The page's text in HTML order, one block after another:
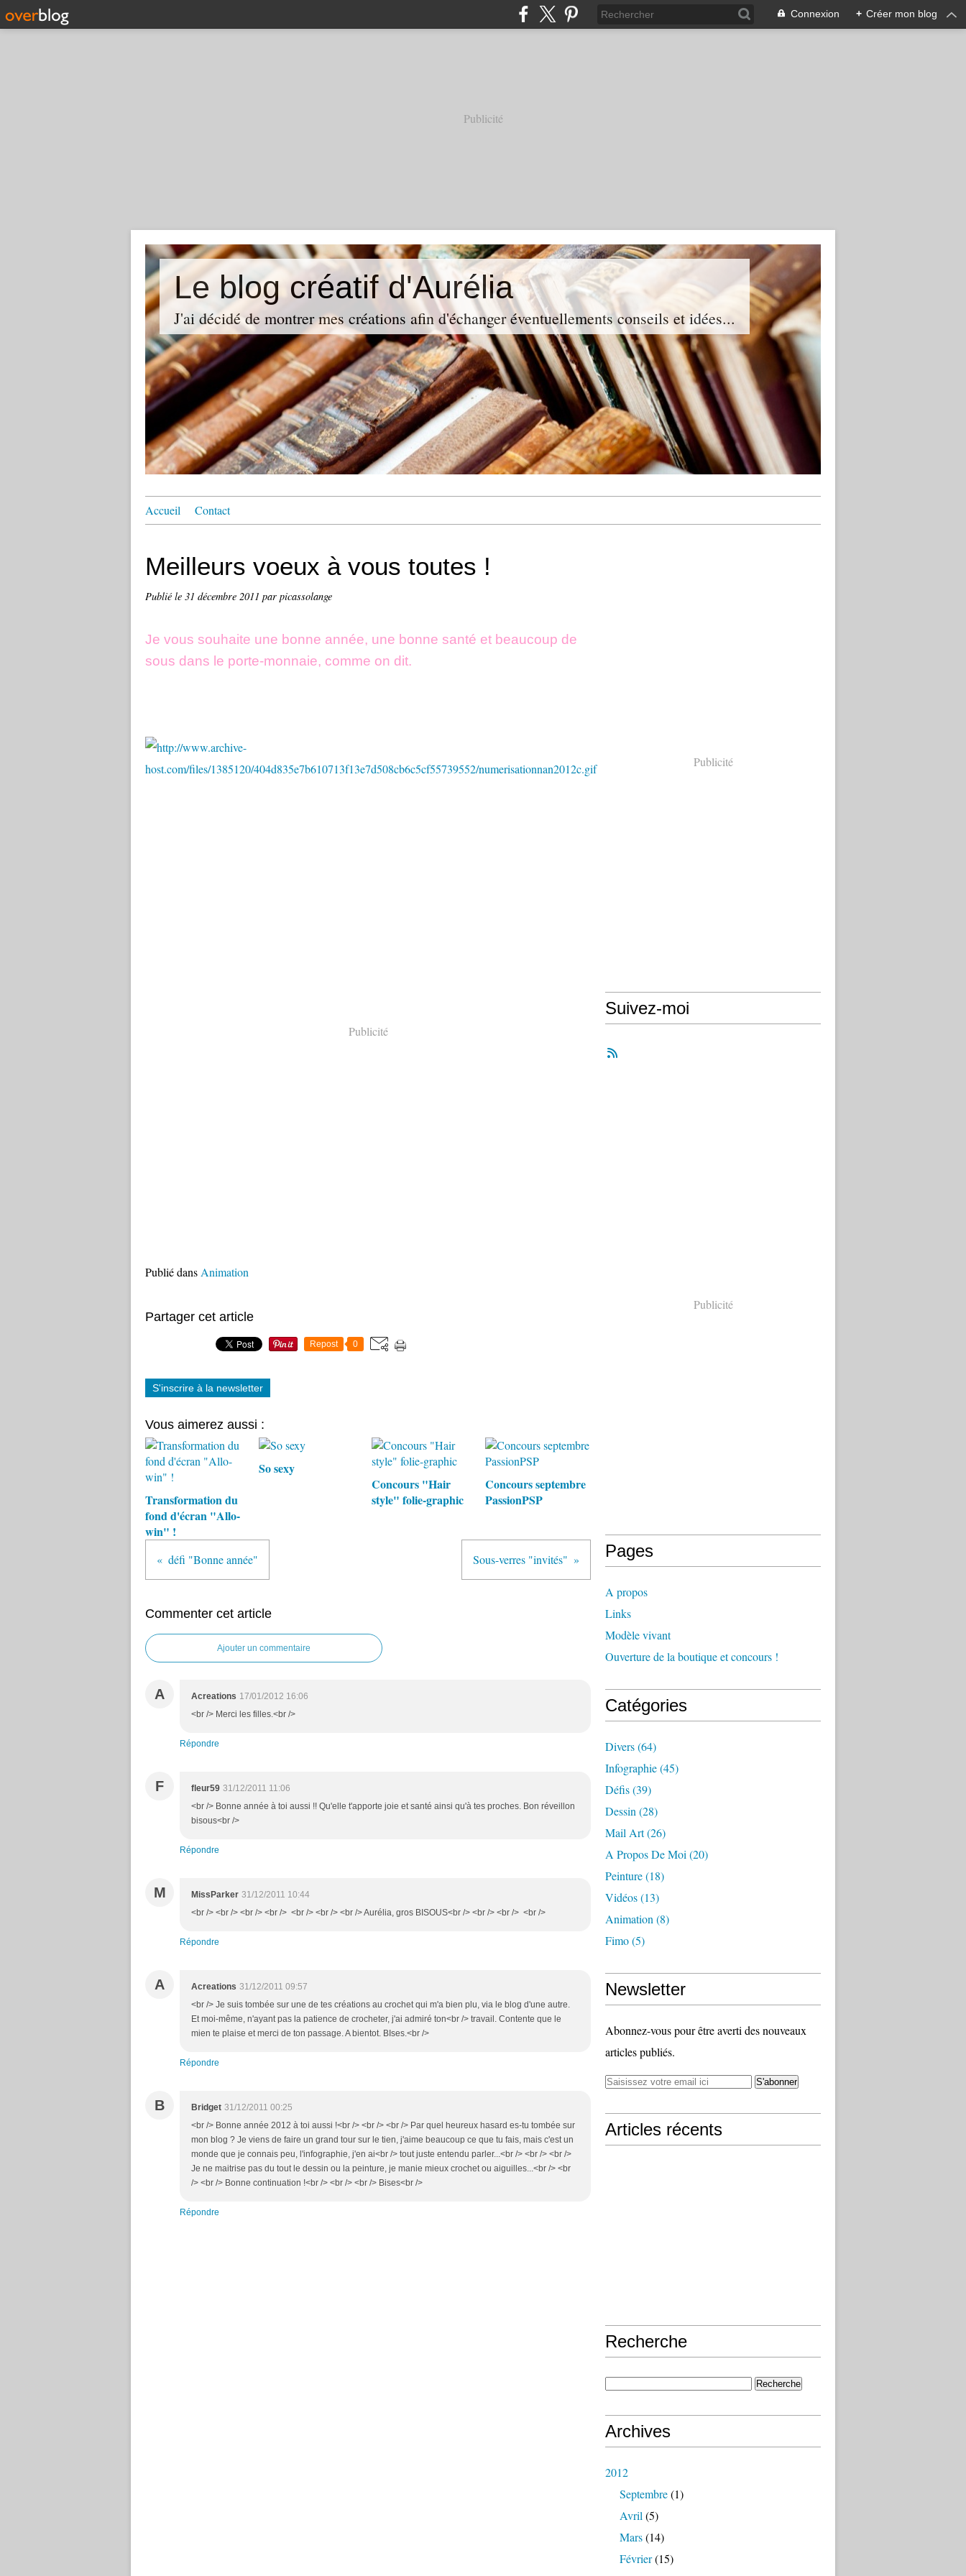
Connexion + Créer mon blog
Publicité
Le blog créatif d'Aurélia
J'ai décidé de montrer mes créations afin d'échanger éventuellements conseils et idées...
Accueil Contact
Meilleurs voeux à vous toutes !
Publié le 31 décembre 2011 par picassolange
Je vous souhaite une bonne année, une bonne santé et beaucoup de
sous dans le porte-monnaie, comme on dit.
Publicité
Publié dans Animation
Partager cet article
Repost 0
S'inscrire à la newsletter
Vous aimerez aussi :
Transformation du
fond d'écran "Allo-
win" !
So sexy
Concours "Hair
style" folie-graphic
Concours septembre
PassionPSP
défi "Bonne année" Sous-verres "invités"
Commenter cet article
Ajouter un commentaire
A Acreations 17/01/2012 16:06
<br /> Merci les filles.<br />
Répondre
F fleur59 31/12/2011 11:06
<br /> Bonne année à toi aussi !! Qu'elle t'apporte joie et santé ainsi qu'à tes proches. Bon réveillon
bisous<br />
Répondre
M MissParker 31/12/2011 10:44
<br /> <br /> <br /> <br /> <br /> <br /> <br /> Aurélia, gros BISOUS<br /> <br /> <br /> <br />
Répondre
A Acreations 31/12/2011 09:57
<br /> Je suis tombée sur une de tes créations au crochet qui m'a bien plu, via le blog d'une autre.
Et moi-même, n'ayant pas la patience de crocheter, j'ai admiré ton<br /> travail. Contente que le
mien te plaise et merci de ton passage. A bientot. BIses.<br />
Répondre
B Bridget 31/12/2011 00:25
<br /> Bonne année 2012 à toi aussi !<br /> <br /> <br /> Par quel heureux hasard es-tu tombée sur
mon blog ? Je viens de faire un grand tour sur le tien, j'aime beaucoup ce que tu fais, mais c'est un
monde que je connais peu, l'infographie, j'en ai<br /> tout juste entendu parler...<br /> <br /> <br />
Je ne maitrise pas du tout le dessin ou la peinture, je manie mieux crochet ou aiguilles...<br /> <br
/> <br /> Bonne continuation !<br /> <br /> <br /> Bises<br />
Répondre
Publicité
Suivez-moi
Publicité
Pages
A propos
Links
Modèle vivant
Ouverture de la boutique et concours !
Catégories
Divers(64)
Infographie(45)
Défis(39)
Dessin (28)
Mail Art(26)
A Propos De Moi (20)
Peinture(18)
Vidéos(13)
Animation (8)
Fimo(5)
Newsletter
Abonnez-vous pour être averti des nouveaux
articles publiés.
Articles récents
Recherche
Archives
2012
Septembre(1)
Avril (5)
Mars(14)
Février(15)